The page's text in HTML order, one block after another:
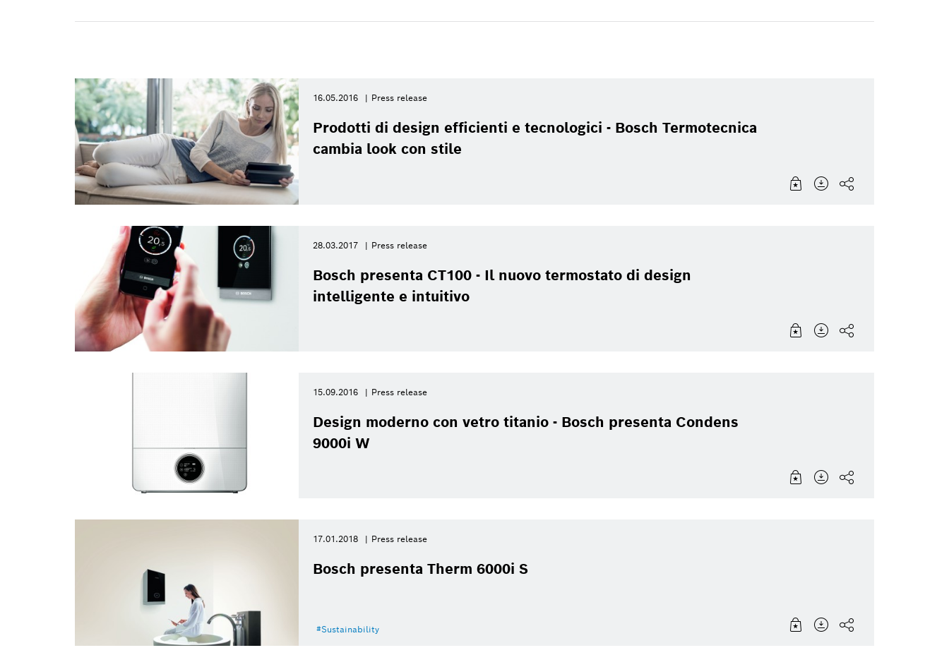
Prodotti di design efficienti e tecnologici - Bosch Termotecnica cambia
Didascalia 1/21
16.05.2016 Press release
Prodotti di design efficienti e tecnologici - Bosch Termotecnica
cambia look con stile
28.03.2017 Press release
Bosch presenta CT100 - Il nuovo termostato di design
intelligente e intuitivo
15.09.2016 Press release
Design moderno con vetro titanio - Bosch presenta Condens
9000i W
17.01.2018 Press release
Bosch presenta Therm 6000i S
Sustainability